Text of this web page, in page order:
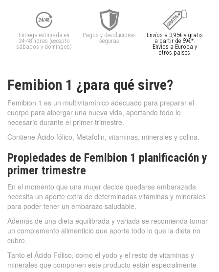
Entrega estimada en
24-48 horas (excepto
sábados y domingos)
Pagos y devoluciones
seguras
Envíos a 3,95€ y gratis
a partir de 59€*.
Envíos a Europa y
otros paises.
Femibion 1 ¿para qué sirve?
Femibion 1 es un multivitamínico adecuado para preparar el
cuerpo para albergar una nueva vida, aportando todo lo
necesario durante el primer trimestre.
Contiene Ácido fólico, Metafolin, vitaminas, minerales y colina.
Propiedades de Femibion 1 planificación y
primer trimestre
En el momento que una mujer decide quedarse embarazada
necesita un aporte extra de determinadas vitaminas y minerales
para poder tener un embarazo saludable.
Además de una dieta equilibrada y variada se recomienda tomar
un complemento alimenticio que aporte todo lo que la dieta no
cubre.
Tanto el Ácido Fólico, como el yodo y el resto de vitaminas y
minerales que componen este producto están especialmente